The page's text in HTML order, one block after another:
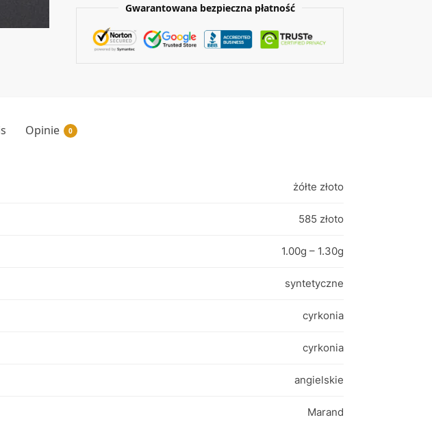
Gwarantowana bezpieczna płatność
Opinie 0
żółte złoto
585 złoto
1.00g – 1.30g
syntetyczne
cyrkonia
cyrkonia
angielskie
Marand